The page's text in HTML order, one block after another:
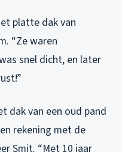
platte dak van
“Ze waren
snel dicht, en later
dak van een oud pand
rekening met de
Smit. “Met 10 jaar